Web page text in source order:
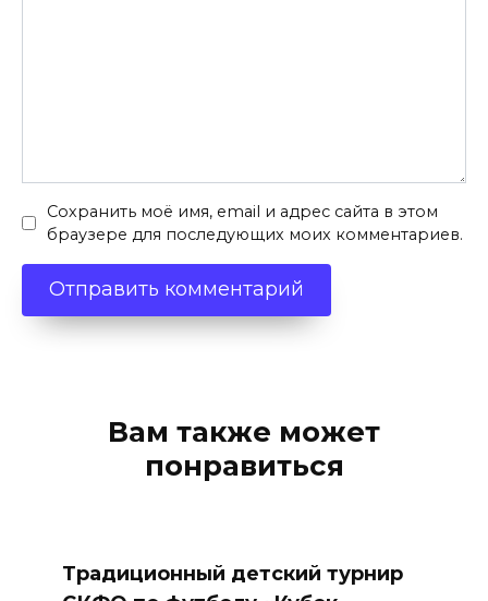
Сохранить моё имя, email и адрес сайта в этом
браузере для последующих моих комментариев.
Вам также может
понравиться
Традиционный детский турнир